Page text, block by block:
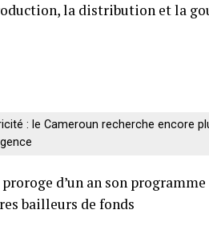
la distribution et la
: le Cameroun recherche encore
d’un an son
bailleurs de fonds